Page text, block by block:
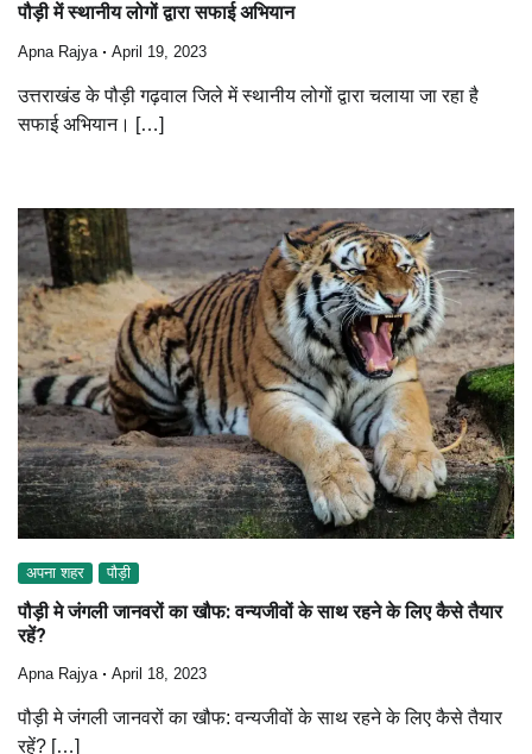
पौड़ी में स्थानीय लोगों द्वारा सफाई अभियान
Apna Rajya April 19, 2023
उत्तराखंड के पौड़ी गढ़वाल जिले में स्थानीय लोगों द्वारा चलाया जा रहा है
सफाई अभियान। […]
अपना शहर पौड़ी
पौड़ी मे जंगली जानवरों का खौफ: वन्यजीवों के साथ रहने के लिए कैसे तैयार
रहें?
Apna Rajya April 18, 2023
पौड़ी मे जंगली जानवरों का खौफ: वन्यजीवों के साथ रहने के लिए कैसे तैयार
रहें? […]